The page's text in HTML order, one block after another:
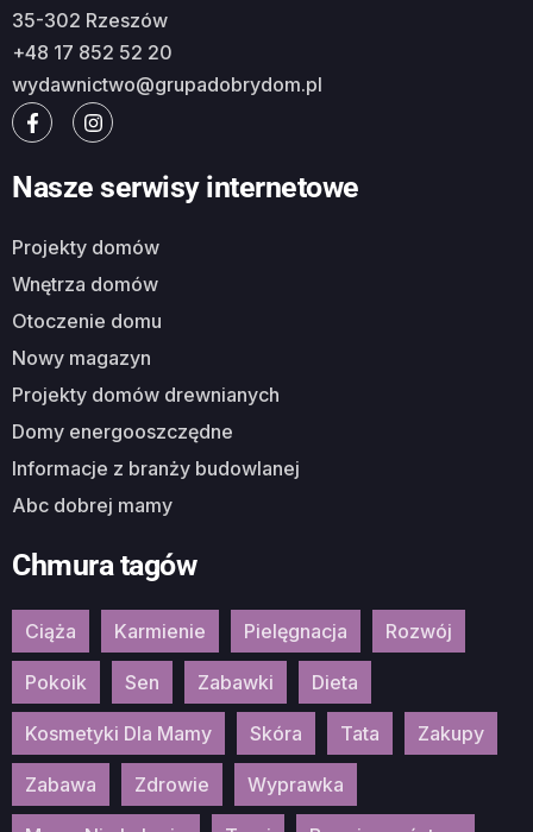
35-302 Rzeszów
+48 17 852 52 20
wydawnictwo@grupadobrydom.pl
Nasze serwisy internetowe
Projekty domów
Wnętrza domów
Otoczenie domu
Nowy magazyn
Projekty domów drewnianych
Domy energooszczędne
Informacje z branży budowlanej
Abc dobrej mamy
Chmura tagów
Ciąża Karmienie Pielęgnacja Rozwój
Pokoik Sen Zabawki Dieta
Kosmetyki Dla Mamy Skóra Tata Zakupy
Zabawa Zdrowie Wyprawka